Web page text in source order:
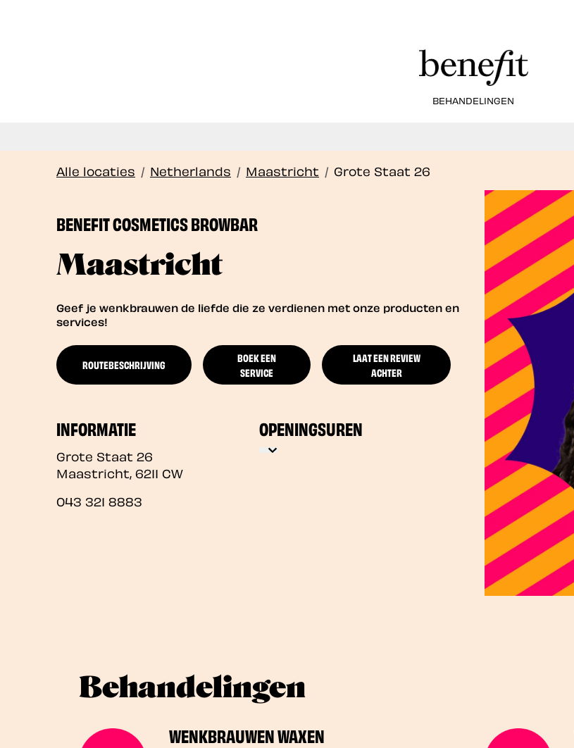
BEHANDELINGEN
Alle locaties / Netherlands / Maastricht / Grote Staat 26
BENEFIT COSMETICS BROWBAR
Maastricht
Geef je wenkbrauwen de liefde die ze verdienen met onze producten en
services!
ROUTEBESCHRIJVING
BOEK EEN
SERVICE
LAAT EEN REVIEW
ACHTER
INFORMATIE
Grote Staat 26
Maastricht, 6211 CW
043 321 8883
OPENINGSUREN
Behandelingen
WENKBRAUWEN WAXEN